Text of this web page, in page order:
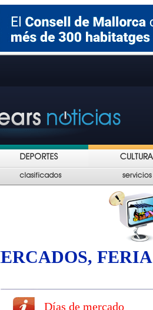
Días de mercado